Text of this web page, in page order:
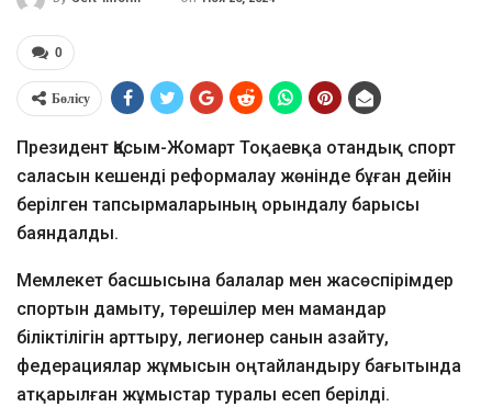
0
Бөлісу
Президент Қасым-Жомарт Тоқаевқа отандық спорт
саласын кешенді реформалау жөнінде бұған дейін
берілген тапсырмаларының орындалу барысы
баяндалды.
Мемлекет басшысына балалар мен жасөспірімдер
спортын дамыту, төрешілер мен мамандар
біліктілігін арттыру, легионер санын азайту,
федерациялар жұмысын оңтайландыру бағытында
атқарылған жұмыстар туралы есеп берілді.